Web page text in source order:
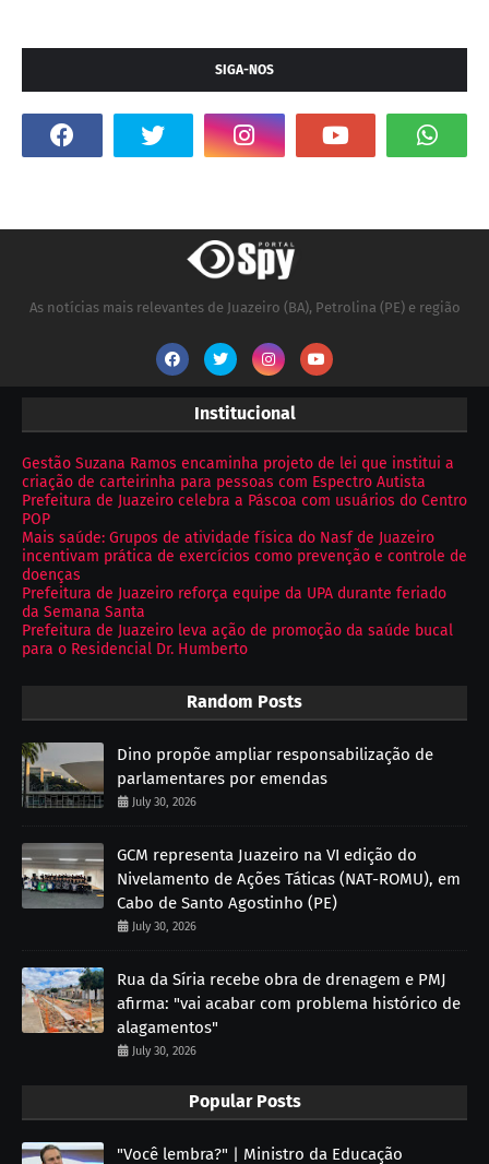
SIGA-NOS
As notícias mais relevantes de Juazeiro (BA), Petrolina (PE) e região
Institucional
Gestão Suzana Ramos encaminha projeto de lei que institui a
criação de carteirinha para pessoas com Espectro Autista
Prefeitura de Juazeiro celebra a Páscoa com usuários do Centro
POP
Mais saúde: Grupos de atividade física do Nasf de Juazeiro
incentivam prática de exercícios como prevenção e controle de
doenças
Prefeitura de Juazeiro reforça equipe da UPA durante feriado
da Semana Santa
Prefeitura de Juazeiro leva ação de promoção da saúde bucal
para o Residencial Dr. Humberto
Random Posts
Dino propõe ampliar responsabilização de
parlamentares por emendas
July 30, 2026
GCM representa Juazeiro na VI edição do
Nivelamento de Ações Táticas (NAT-ROMU), em
Cabo de Santo Agostinho (PE)
July 30, 2026
Rua da Síria recebe obra de drenagem e PMJ
afirma: "vai acabar com problema histórico de
alagamentos"
July 30, 2026
Popular Posts
"Você lembra?" | Ministro da Educação